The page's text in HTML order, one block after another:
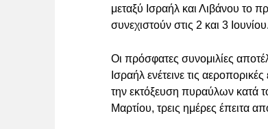
μεταξύ Ισραήλ και Λιβάνου το
συνεχιστούν στις 2 και 3 Ιουνίου.
Οι πρόσφατες συνομιλίες
Ισραήλ ενέτεινε τις
την εκτόξευση πυραύλων κατά
Μαρτίου, τρεις ημέρες έπειτα